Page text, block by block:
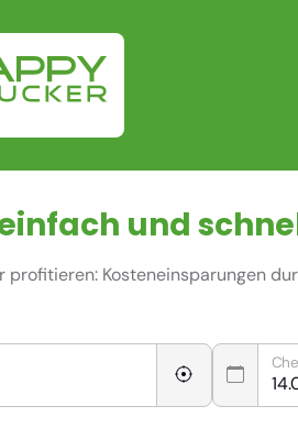
und
profitieren: Kosteneinsparungen